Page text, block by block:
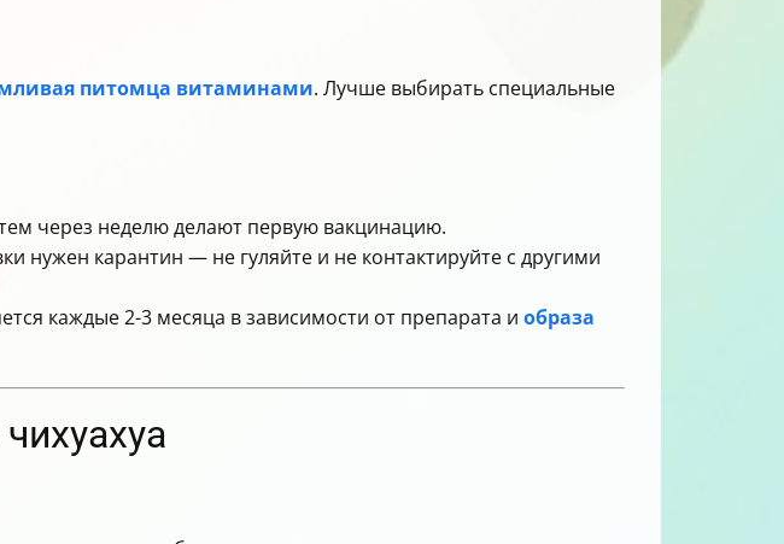
питомца витаминами. Лучше выбирать специальные
через неделю делают первую вакцинацию.
нужен карантин — не гуляйте и не контактируйте с другими
каждые 2-3 месяца в зависимости от препарата и образа